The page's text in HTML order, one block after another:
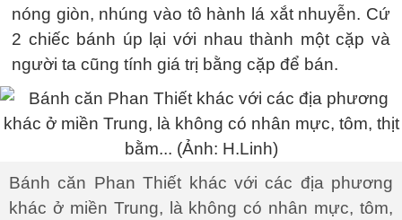
nóng giòn, nhúng vào tô hành lá xắt nhuyễn. Cứ
2 chiếc bánh úp lại với nhau thành một cặp và
người ta cũng tính giá trị bằng cặp để bán.
Bánh căn Phan Thiết khác với các địa phương
khác ở miền Trung, là không có nhân mực, tôm,